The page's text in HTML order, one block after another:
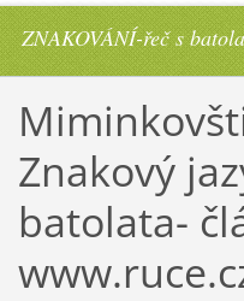
ZNAKOVÁNÍ-řeč s
Znakový
batolata-